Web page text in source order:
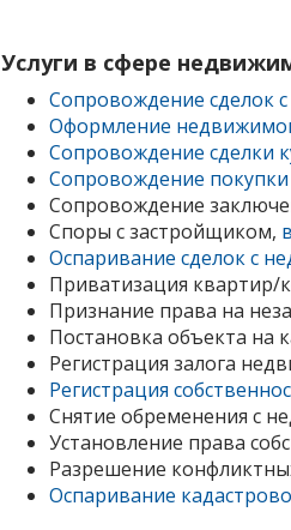
Услуги в сфере
Сопровождение сделок
Оформление
Сопровождение сделки
Сопровождение
Сопровождение
Споры с застройщиком,
Оспаривание сделок с
Приватизация квартир/
Признание права на
Постановка объекта на
Регистрация залога
Регистрация
Снятие обременения с
Установление права
Разрешение
Оспаривание